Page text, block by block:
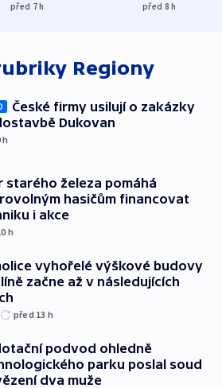
s Běloruskem
před 7h
zdržují
před 8h
Regiony
České firmy usilují o zakázky
Dukovan
h
starého železa pomáhá
hasičům financovat
i akce
h
vyhořelé výškové budovy
začne až v následujících
před 13 h
podvod ohledně
parku poslal soud
dva muže